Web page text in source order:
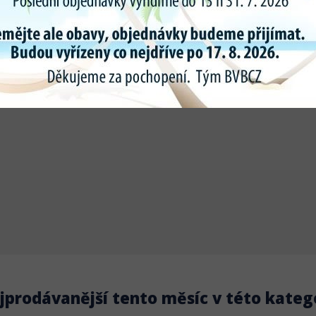
tento měsíc v této